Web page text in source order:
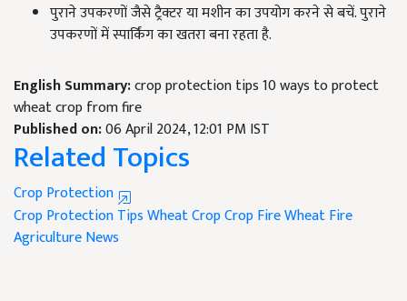
पुराने उपकरणों जैसे ट्रैक्टर या मशीन का उपयोग करने से बचें. पुराने
उपकरणों में स्पार्किंग का खतरा बना रहता है.
English Summary:crop protection tips 10 ways to protect
wheat crop from fire
Published on:06 April 2024, 12:01 PM IST
Related Topics
Crop Protection
Crop Protection TipsWheat CropCrop FireWheat Fire
Agriculture News